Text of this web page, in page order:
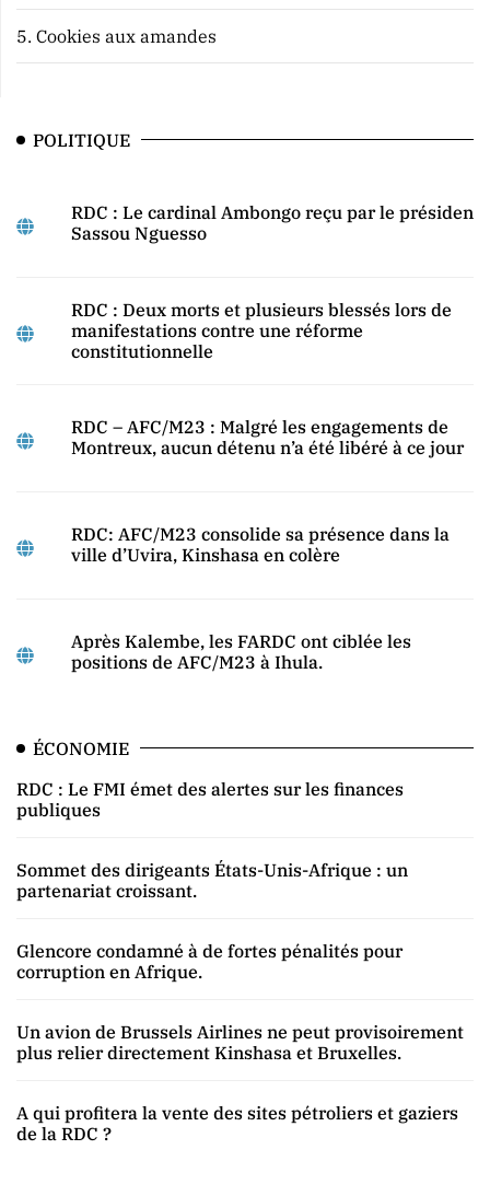
5. Cookies aux amandes
POLITIQUE
RDC : Le cardinal Ambongo reçu par le président
Sassou Nguesso
RDC : Deux morts et plusieurs blessés lors de
manifestations contre une réforme
constitutionnelle
RDC – AFC/M23 : Malgré les engagements de
Montreux, aucun détenu n’a été libéré à ce jour
RDC: AFC/M23 consolide sa présence dans la
ville d’Uvira, Kinshasa en colère
Après Kalembe, les FARDC ont ciblée les
positions de AFC/M23 à Ihula.
ÉCONOMIE
RDC : Le FMI émet des alertes sur les finances
publiques
Sommet des dirigeants États-Unis-Afrique : un
partenariat croissant.
Glencore condamné à de fortes pénalités pour
corruption en Afrique.
Un avion de Brussels Airlines ne peut provisoirement
plus relier directement Kinshasa et Bruxelles.
A qui profitera la vente des sites pétroliers et gaziers
de la RDC ?